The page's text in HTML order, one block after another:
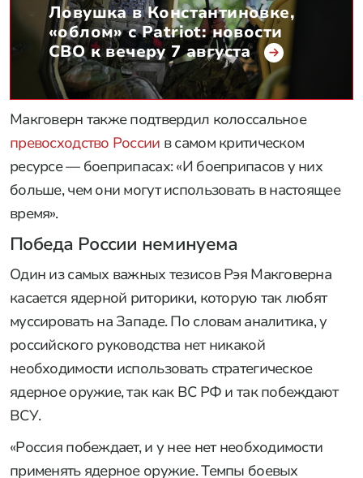
Ловушка в Константиновке,
«облом» с Patriot: новости
СВО к вечеру 7 августа
Макговерн также подтвердил колоссальное
превосходство России в самом критическом
ресурсе — боеприпасах: «И боеприпасов у них
больше, чем они могут использовать в настоящее
время».
Победа России неминуема
Один из самых важных тезисов Рэя Макговерна
касается ядерной риторики, которую так любят
муссировать на Западе. По словам аналитика, у
российского руководства нет никакой
необходимости использовать стратегическое
ядерное оружие, так как ВС РФ и так побеждают
ВСУ.
«Россия побеждает, и у нее нет необходимости
применять ядерное оружие. Темпы боевых